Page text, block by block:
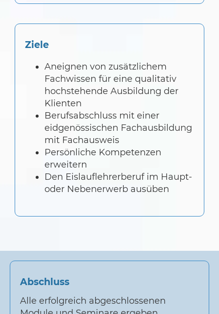
Ziele
Aneignen von zusätzlichem
Fachwissen für eine qualitativ
hochstehende Ausbildung der
Klienten
Berufsabschluss mit einer
eidgenössischen Fachausbildung
mit Fachausweis
Persönliche Kompetenzen
erweitern
Den Eislauflehrerberuf im Haupt-
oder Nebenerwerb ausüben
Abschluss
Alle erfolgreich abgeschlossenen